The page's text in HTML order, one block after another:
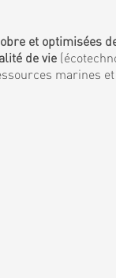
et optimisées
de vie
marines